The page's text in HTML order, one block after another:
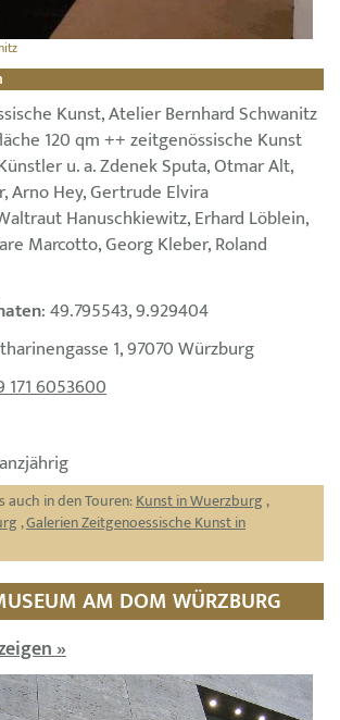
Kunst, Atelier Bernhard Schwanitz
120 qm ++ zeitgenössische Kunst
u. a. Zdenek Sputa, Otmar Alt,
Arno Hey, Gertrude Elvira
Hanuschkiewitz, Erhard Löblein,
Marcotto, Georg Kleber, Roland
: 49.795543, 9.929404
1, 97070 Würzburg
171 6053600
auch in den Touren:Kunst in Wuerzburg ,
,Galerien Zeitgenoessische Kunst in
AM DOM WÜRZBURG
»